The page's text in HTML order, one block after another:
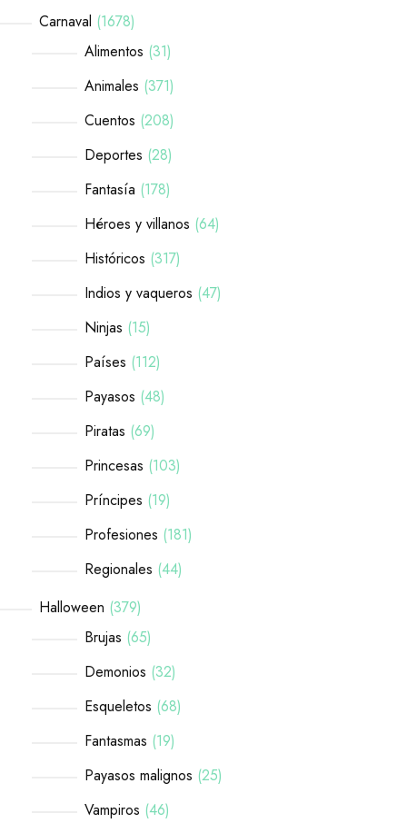
Carnaval 1678
Alimentos 31
Animales 371
Cuentos 208
Deportes 28
Fantasía 178
Héroes y villanos 64
Históricos 317
Indios y vaqueros 47
Ninjas 15
Países 112
Payasos 48
Piratas 69
Princesas 103
Príncipes 19
Profesiones 181
Regionales 44
Halloween 379
Brujas 65
Demonios 32
Esqueletos 68
Fantasmas 19
Payasos malignos 25
Vampiros 46